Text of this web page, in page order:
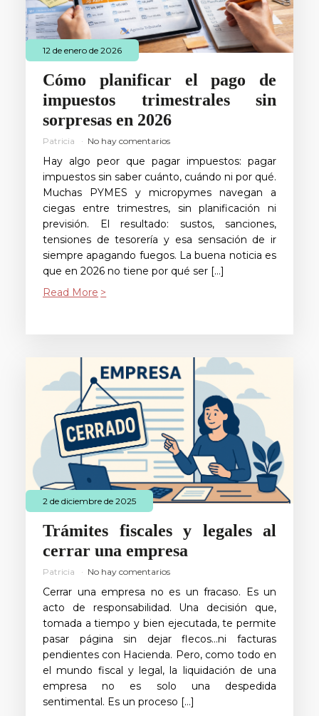
12 de enero de 2026
Cómo planificar el pago de
impuestos trimestrales sin
sorpresas en 2026
Patricia No hay comentarios
Hay algo peor que pagar impuestos: pagar
impuestos sin saber cuánto, cuándo ni por qué.
Muchas PYMES y micropymes navegan a
ciegas entre trimestres, sin planificación ni
previsión. El resultado: sustos, sanciones,
tensiones de tesorería y esa sensación de ir
siempre apagando fuegos. La buena noticia es
que en 2026 no tiene por qué ser […]
Read More
2 de diciembre de 2025
Trámites fiscales y legales al
cerrar una empresa
Patricia No hay comentarios
Cerrar una empresa no es un fracaso. Es un
acto de responsabilidad. Una decisión que,
tomada a tiempo y bien ejecutada, te permite
pasar página sin dejar flecos…ni facturas
pendientes con Hacienda. Pero, como todo en
el mundo fiscal y legal, la liquidación de una
empresa no es solo una despedida
sentimental. Es un proceso […]